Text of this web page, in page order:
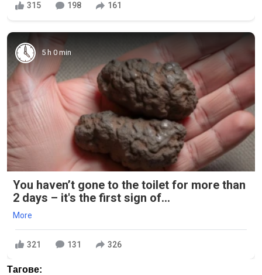
315 198 161
5 h 0 min
You haven’t gone to the toilet for more than
2 days – it's the first sign of...
More
321 131 326
Тагове: